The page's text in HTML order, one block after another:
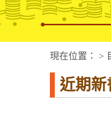
華文視障電子圖書網
現在位置： >
近期新